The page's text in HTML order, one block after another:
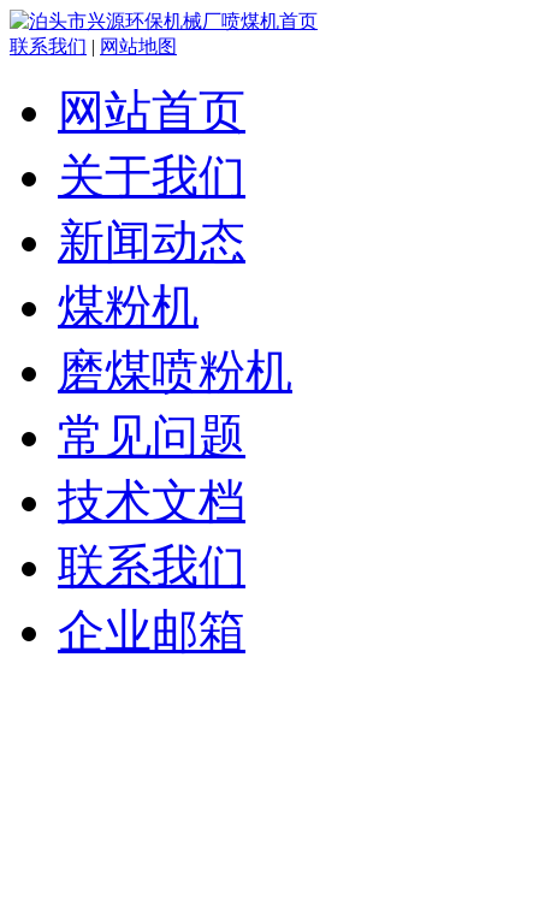
联系我们 | 网站地图
网站首页
关于我们
新闻动态
煤粉机
磨煤喷粉机
常见问题
技术文档
联系我们
企业邮箱